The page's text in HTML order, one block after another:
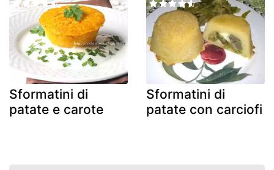
Sformatini di
patate e carote
Sformatini di
patate con carciofi